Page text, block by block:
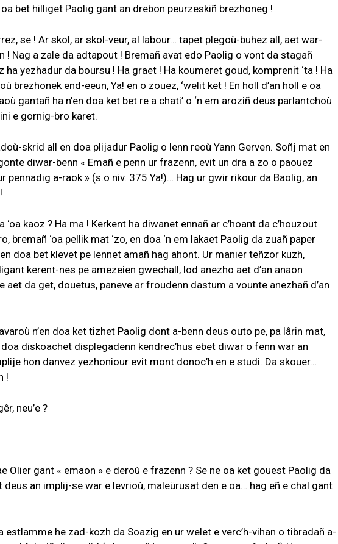
oa bet hilliget Paolig gant an drebon peurzeskiñ brezhoneg !
se ! Ar skol, ar skol-veur, al labour… tapet plegoù-buhez all, aet war-
! Nag a zale da adtapout ! Bremañ avat edo Paolig o vont da stagañ
yezhadur da boursu ! Ha graet ! Ha koumeret goud, komprenit ‘ta ! Ha
brezhonek end-eeun, Ya! en o zouez, ‘welit ket ! En holl d’an holl e oa
gantañ ha n’en doa ket bet re a chati’ o ‘n em aroziñ deus parlantchoù
e gornig-bro karet.
skrid all en doa plijadur Paolig o lenn reoù Yann Gerven. Soñj mat en
diwar-benn « Emañ e penn ur frazenn, evit un dra a zo o paouez
pennadig a-raok » (s.o niv. 375 Ya!)… Hag ur gwir rikour da Baolig, an
‘oa kaoz ? Ha ma ! Kerkent ha diwanet ennañ ar c’hoant da c’houzout
bremañ ‘oa pellik mat ‘zo, en doa ‘n em lakaet Paolig da zuañ paper
doa bet klevet pe lennet amañ hag ahont. Ur manier teñzor kuzh,
kerent-nes pe amezeien gwechall, lod anezho aet d’an anaon
aet da get, douetus, paneve ar froudenn dastum a vounte anezhañ d’an
n’en doa ket tizhet Paolig dont a-benn deus outo pe, pa lârin mat,
diskoachet displegadenn kendrec’hus ebet diwar o fenn war an
hon danvez yezhoniour evit mont donoc’h en e studi. Da skouer…
!
neu’e ?
Olier gant « emaon » e deroù e frazenn ? Se ne oa ket gouest Paolig da
deus an implij-se war e levrioù, maleürusat den e oa… hag eñ e chal gant
estlamme he zad-kozh da Soazig en ur welet e verc’h-vihan o tibradañ a-